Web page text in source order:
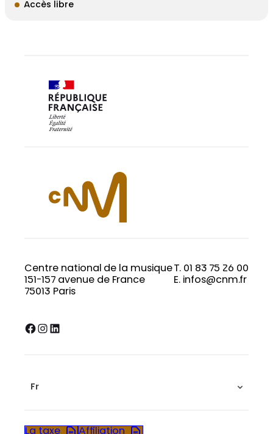
Accès libre
Centre national de la musique
151-157 avenue de France
75013 Paris
T. 01 83 75 26 00
E. infos@cnm.fr
Facebook InstagramLinkedIn
Fr
La taxe Affiliation